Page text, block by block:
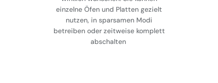
einzelne Öfen und Platten gezielt
nutzen, in sparsamen Modi
betreiben oder zeitweise komplett
abschalten